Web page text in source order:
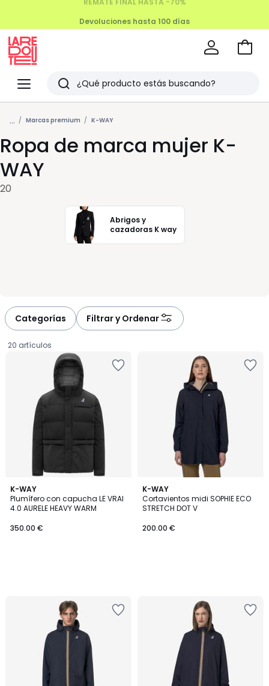
Menu
Redoute
Buscar
Últimos
artículos
vistos
Ir
... Marcas premium K-WAY
Ropa de marca mujer K-
WAY
20
Abrigos y
cazadoras K way
Categorías Filtrar y Ordenar
20 artículos
K-WAY
Plumífero con capucha LE VRAI
4.0 AURELE HEAVY WARM
€.
350.00 €
K-WAY
Cortavientos midi SOPHIE ECO
STRETCH DOT V
200.00 €